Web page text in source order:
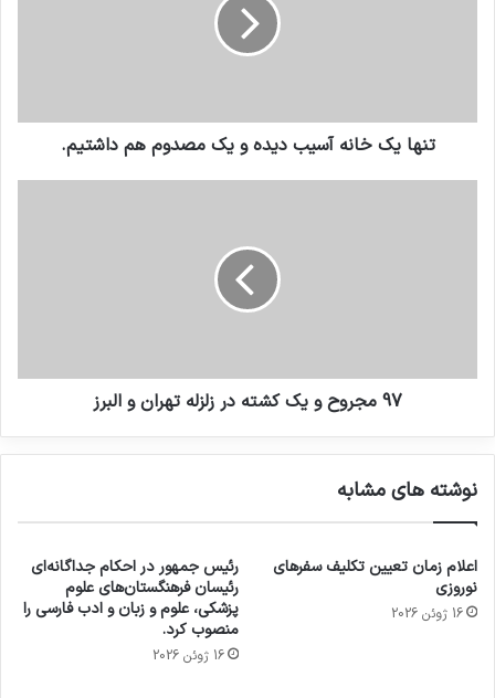
تنها یک خانه آسیب دیده و یک مصدوم هم داشتیم.
97 مجروح و یک کشته در زلزله تهران و البرز
نوشته های مشابه
اعلام زمان تعیین تکلیف سفرهای
نوروزی
16 ژوئن 2026
رئیس جمهور در احکام جداگانه‌ای
رئیسان فرهنگستان‌های علوم
پزشکی، علوم و زبان و ادب فارسی را
منصوب کرد.
16 ژوئن 2026